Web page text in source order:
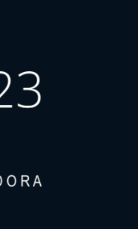
favor, aceite os